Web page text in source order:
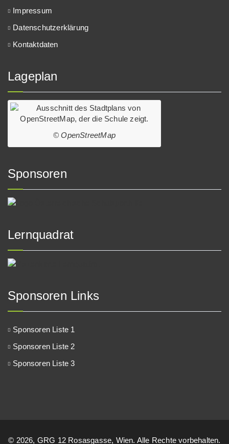
Impressum
Datenschutzerklärung
Kontaktdaten
Lageplan
© OpenStreetMap
Sponsoren
Lernquadrat
Sponsoren Links
Sponsoren Liste 1
Sponsoren Liste 2
Sponsoren Liste 3
© 2026, GRG 12 Rosasgasse, Wien. Alle Rechte vorbehalten.